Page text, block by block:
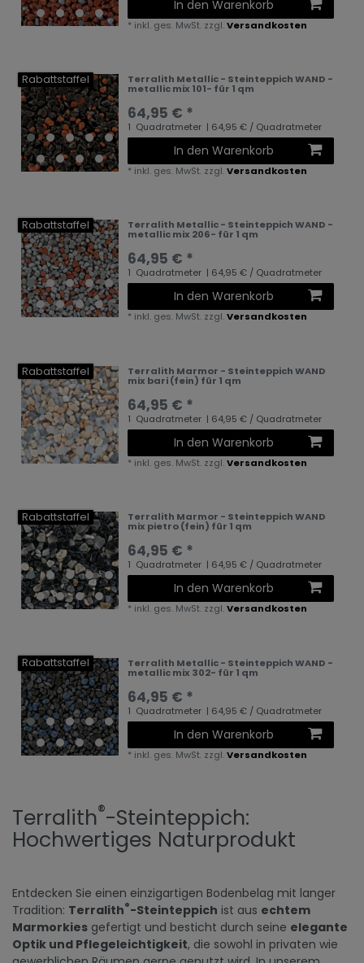
In den Warenkorb
* inkl. ges. MwSt. zzgl.Versandkosten
Rabattstaffel Terralith Metallic - Steinteppich WAND -
metallic mix 101- für 1 qm
64,95 € *
1 Quadratmeter | 64,95 € / Quadratmeter
In den Warenkorb
* inkl. ges. MwSt. zzgl.Versandkosten
Rabattstaffel Terralith Metallic - Steinteppich WAND -
metallic mix 206- für 1 qm
64,95 € *
1 Quadratmeter | 64,95 € / Quadratmeter
In den Warenkorb
* inkl. ges. MwSt. zzgl.Versandkosten
Rabattstaffel Terralith Marmor - Steinteppich WAND
mix bari (fein) für 1 qm
64,95 € *
1 Quadratmeter | 64,95 € / Quadratmeter
In den Warenkorb
* inkl. ges. MwSt. zzgl.Versandkosten
Rabattstaffel Terralith Marmor - Steinteppich WAND
mix pietro (fein) für 1 qm
64,95 € *
1 Quadratmeter | 64,95 € / Quadratmeter
In den Warenkorb
* inkl. ges. MwSt. zzgl.Versandkosten
Rabattstaffel Terralith Metallic - Steinteppich WAND -
metallic mix 302- für 1 qm
64,95 € *
1 Quadratmeter | 64,95 € / Quadratmeter
In den Warenkorb
* inkl. ges. MwSt. zzgl.Versandkosten
Terralith®-Steinteppich:
Hochwertiges Naturprodukt
Entdecken Sie einen einzigartigen Bodenbelag mit langer
Tradition: Terralith®-Steinteppich ist aus echtem
Marmorkies gefertigt und besticht durch seine elegante
Optik und Pflegeleichtigkeit, die sowohl in privaten wie